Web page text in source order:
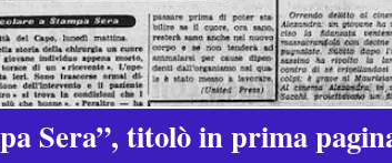
Sera”, titolò in prima